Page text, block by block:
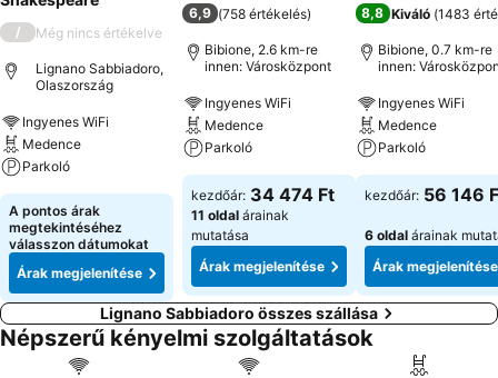
/ Még nincs értékelve
Lignano Sabbiadoro,
Olaszország
Ingyenes WiFi
Medence
Parkoló
A pontos árak
megtekintéséhez
válasszon dátumokat
Árak megjelenítése
6,9 (758 értékelés)
Bibione, 2.6 km-re
innen: Városközpont
Ingyenes WiFi
Medence
Parkoló
kezdőár: 34 474 Ft
11 oldal árainak
mutatása
Árak megjelenítése
8,8 Kiváló (1483
Bibione, 0.7 km-re
innen:
Ingyenes WiFi
Medence
Parkoló
kezdőár: 56 146
6 oldal árainak
Árak megjelenítése
Lignano Sabbiadoro összes szállása
Népszerű kényelmi szolgáltatások